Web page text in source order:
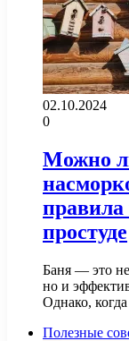
02.10.2024
0
Можно
простуде
Баня — это не
но и
Однако,
Полезные